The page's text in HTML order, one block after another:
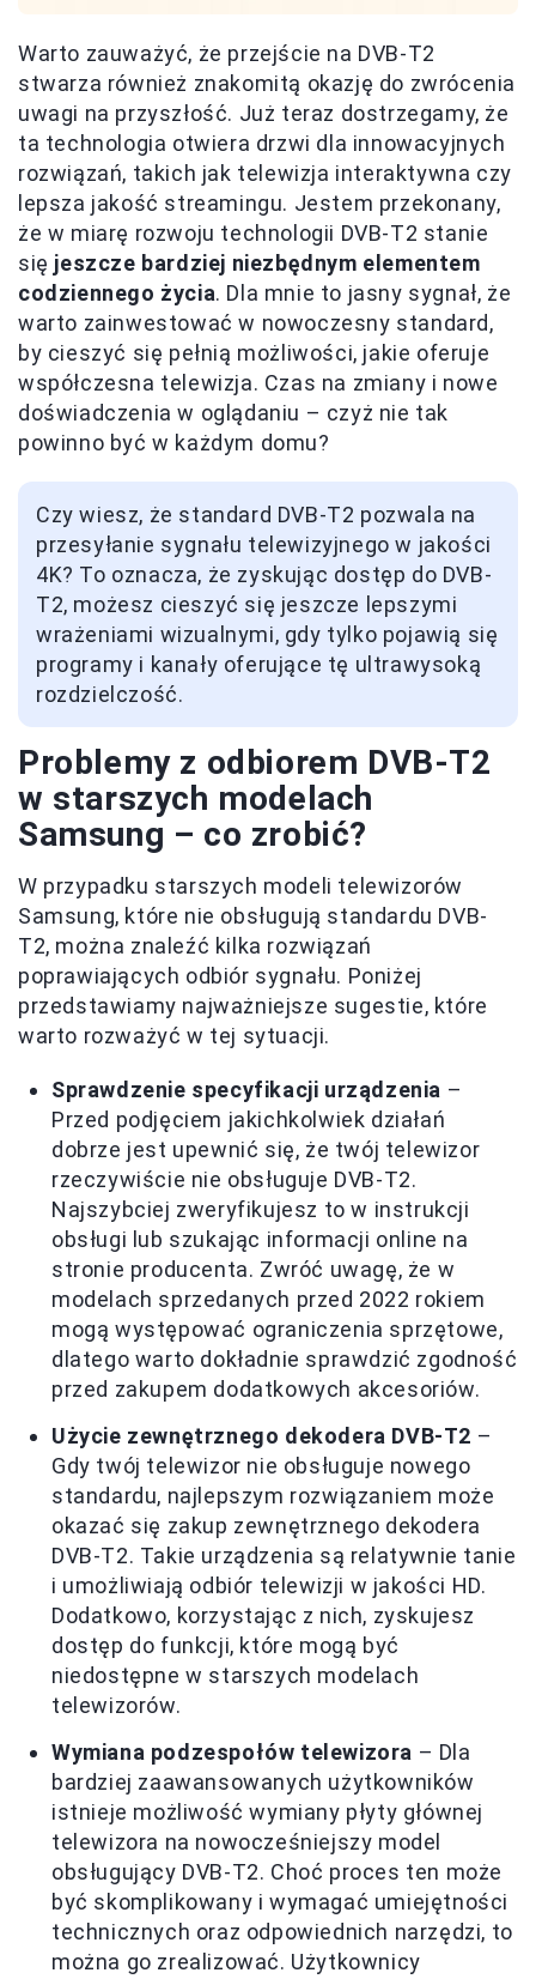
Warto zauważyć, że przejście na DVB-T2
stwarza również znakomitą okazję do zwrócenia
uwagi na przyszłość. Już teraz dostrzegamy, że
ta technologia otwiera drzwi dla innowacyjnych
rozwiązań, takich jak telewizja interaktywna czy
lepsza jakość streamingu. Jestem przekonany,
że w miarę rozwoju technologii DVB-T2 stanie
się jeszcze bardziej niezbędnym elementem
codziennego życia. Dla mnie to jasny sygnał, że
warto zainwestować w nowoczesny standard,
by cieszyć się pełnią możliwości, jakie oferuje
współczesna telewizja. Czas na zmiany i nowe
doświadczenia w oglądaniu – czyż nie tak
powinno być w każdym domu?
Czy wiesz, że standard DVB-T2 pozwala na
przesyłanie sygnału telewizyjnego w jakości
4K? To oznacza, że zyskując dostęp do DVB-
T2, możesz cieszyć się jeszcze lepszymi
wrażeniami wizualnymi, gdy tylko pojawią się
programy i kanały oferujące tę ultrawysoką
rozdzielczość.
Problemy z odbiorem DVB-T2
w starszych modelach
Samsung – co zrobić?
W przypadku starszych modeli telewizorów
Samsung, które nie obsługują standardu DVB-
T2, można znaleźć kilka rozwiązań
poprawiających odbiór sygnału. Poniżej
przedstawiamy najważniejsze sugestie, które
warto rozważyć w tej sytuacji.
Sprawdzenie specyfikacji urządzenia –
Przed podjęciem jakichkolwiek działań
dobrze jest upewnić się, że twój telewizor
rzeczywiście nie obsługuje DVB-T2.
Najszybciej zweryfikujesz to w instrukcji
obsługi lub szukając informacji online na
stronie producenta. Zwróć uwagę, że w
modelach sprzedanych przed 2022 rokiem
mogą występować ograniczenia sprzętowe,
dlatego warto dokładnie sprawdzić zgodność
przed zakupem dodatkowych akcesoriów.
Użycie zewnętrznego dekodera DVB-T2 –
Gdy twój telewizor nie obsługuje nowego
standardu, najlepszym rozwiązaniem może
okazać się zakup zewnętrznego dekodera
DVB-T2. Takie urządzenia są relatywnie tanie
i umożliwiają odbiór telewizji w jakości HD.
Dodatkowo, korzystając z nich, zyskujesz
dostęp do funkcji, które mogą być
niedostępne w starszych modelach
telewizorów.
Wymiana podzespołów telewizora – Dla
bardziej zaawansowanych użytkowników
istnieje możliwość wymiany płyty głównej
telewizora na nowocześniejszy model
obsługujący DVB-T2. Choć proces ten może
być skomplikowany i wymagać umiejętności
technicznych oraz odpowiednich narzędzi, to
można go zrealizować. Użytkownicy